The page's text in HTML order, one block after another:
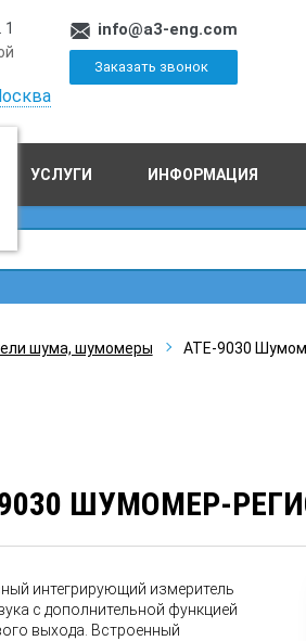
info@a3-eng.com
Заказать звонок
УСЛУГИ ИНФОРМАЦИЯ
шума, шумомеры АТЕ-9030
ШУМОМЕР-
интегрирующий измеритель
с дополнительной функцией
выхода. Встроенный